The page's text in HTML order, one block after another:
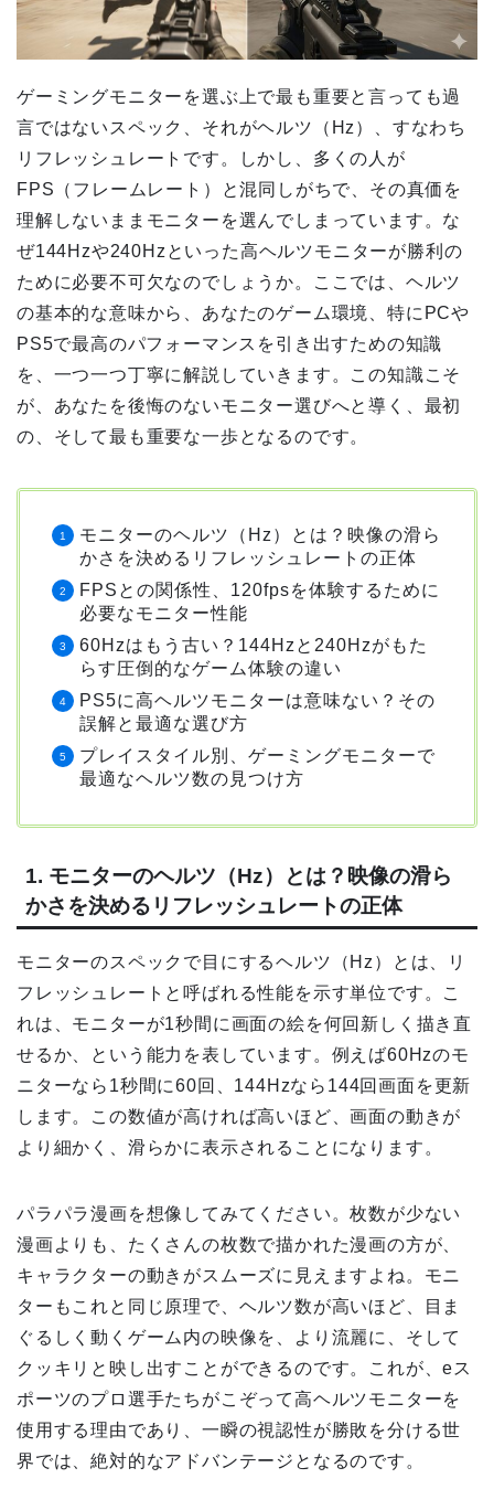
ゲーミングモニターを選ぶ上で最も重要と言っても過
言ではないスペック、それがヘルツ（Hz）、すなわち
リフレッシュレートです。しかし、多くの人が
FPS（フレームレート）と混同しがちで、その真価を
理解しないままモニターを選んでしまっています。な
ぜ144Hzや240Hzといった高ヘルツモニターが勝利の
ために必要不可欠なのでしょうか。ここでは、ヘルツ
の基本的な意味から、あなたのゲーム環境、特にPCや
PS5で最高のパフォーマンスを引き出すための知識
を、一つ一つ丁寧に解説していきます。この知識こそ
が、あなたを後悔のないモニター選びへと導く、最初
の、そして最も重要な一歩となるのです。
モニターのヘルツ（Hz）とは？映像の滑ら
かさを決めるリフレッシュレートの正体
FPSとの関係性、120fpsを体験するために
必要なモニター性能
60Hzはもう古い？144Hzと240Hzがもた
らす圧倒的なゲーム体験の違い
PS5に高ヘルツモニターは意味ない？その
誤解と最適な選び方
プレイスタイル別、ゲーミングモニターで
最適なヘルツ数の見つけ方
1. モニターのヘルツ（Hz）とは？映像の滑ら
かさを決めるリフレッシュレートの正体
モニターのスペックで目にするヘルツ（Hz）とは、リ
フレッシュレートと呼ばれる性能を示す単位です。こ
れは、モニターが1秒間に画面の絵を何回新しく描き直
せるか、という能力を表しています。例えば60Hzのモ
ニターなら1秒間に60回、144Hzなら144回画面を更新
します。この数値が高ければ高いほど、画面の動きが
より細かく、滑らかに表示されることになります。
パラパラ漫画を想像してみてください。枚数が少ない
漫画よりも、たくさんの枚数で描かれた漫画の方が、
キャラクターの動きがスムーズに見えますよね。モニ
ターもこれと同じ原理で、ヘルツ数が高いほど、目ま
ぐるしく動くゲーム内の映像を、より流麗に、そして
クッキリと映し出すことができるのです。これが、eス
ポーツのプロ選手たちがこぞって高ヘルツモニターを
使用する理由であり、一瞬の視認性が勝敗を分ける世
界では、絶対的なアドバンテージとなるのです。